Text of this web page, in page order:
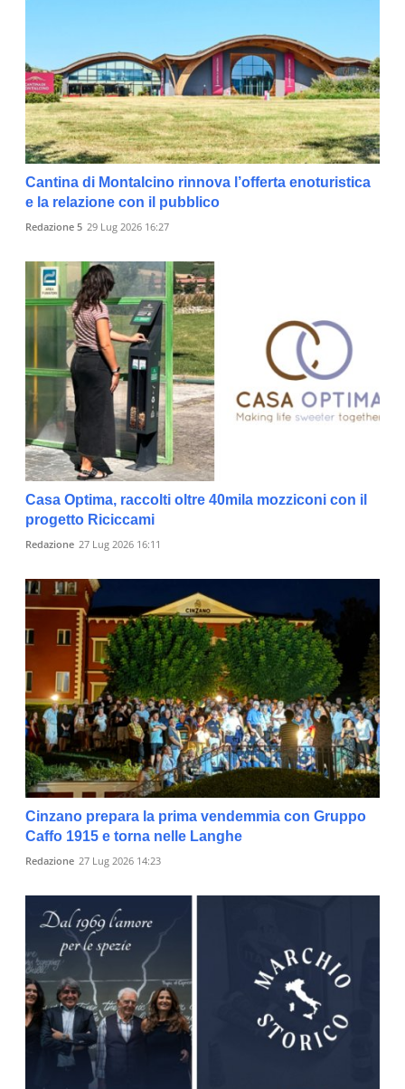
Cantina di Montalcino rinnova l’offerta enoturistica
e la relazione con il pubblico
Redazione 5 29 Lug 2026 16:27
Casa Optima, raccolti oltre 40mila mozziconi con il
progetto Riciccami
Redazione 27 Lug 2026 16:11
Cinzano prepara la prima vendemmia con Gruppo
Caffo 1915 e torna nelle Langhe
Redazione 27 Lug 2026 14:23